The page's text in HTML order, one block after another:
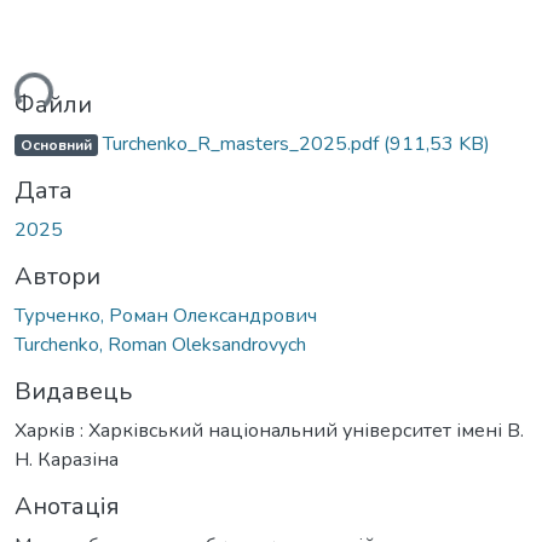
Файли
Основний Turchenko_R_masters_2025.pdf(911,53 KB)
Дата
2025
Автори
Турченко, Роман Олександрович
Turchenko, Roman Oleksandrovych
Видавець
Харків : Харківський національний університет імені В.
Н. Каразіна
Анотація